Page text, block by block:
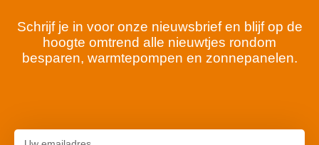
Schrijf je in voor onze nieuwsbrief en blijf op de
hoogte omtrend alle nieuwtjes rondom
besparen, warmtepompen en zonnepanelen.